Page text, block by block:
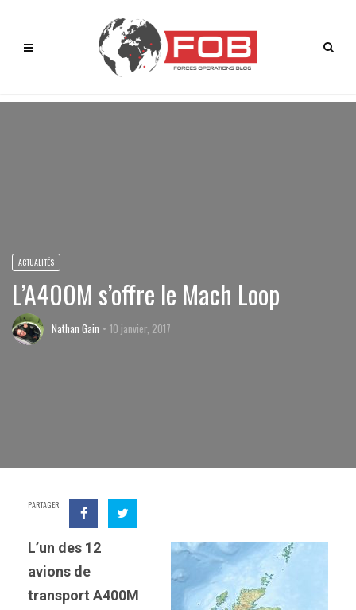
ACTUALITÉS
L’A400M s’offre le Mach Loop
Nathan Gain 10 janvier, 2017
PARTAGER
L’un des 12
avions de
transport A400M